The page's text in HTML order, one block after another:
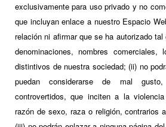
exclusivamente para uso privado y no
que incluyan enlace a nuestro Espacio
relación ni afirmar que se ha autorizado
denominaciones, nombres comerciales,
distintivos de nuestra sociedad; (ii) no
puedan considerarse de mal gusto,
controvertidos, que inciten a la
razón de sexo, raza o religión, contrarios